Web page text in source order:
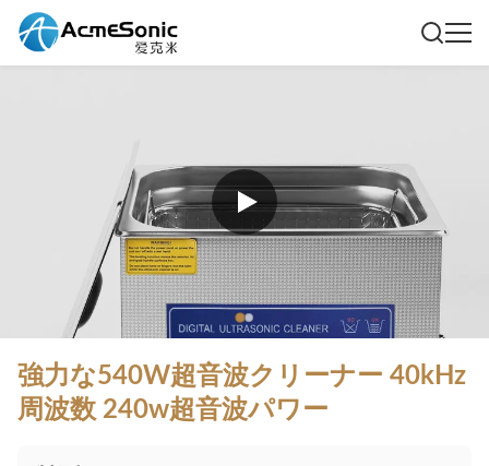
強力な540W超音波クリーナー 40kHz
周波数 240w超音波パワー